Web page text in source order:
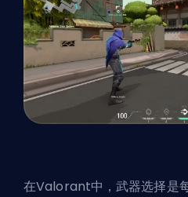
在Valorant中，武器选择是